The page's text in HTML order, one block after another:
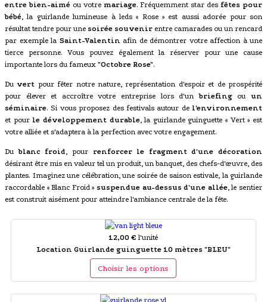
entre bien-aiméou votre mariage. Fréquemment star des fêtes pour
bébé, la guirlande lumineuse à leds « Rose » est aussi adorée pour son
résultat tendre pour une soirée souvenir entre camarades ou un rencard
par exemple la Saint-Valentin afin de démontrer votre affection à une
tierce personne. Vous pouvez également la réserver pour une cause
importante lors du fameux "Octobre Rose".
Du vert pour fêter notre nature, représentation d'espoir et de prospérité
pour élever et accroître votre entreprise lors d'unbriefingouun
séminaire. Si vous proposez des festivals autour de l'environnement
et pour le développement durable, la guirlande guinguette « Vert » est
votre alliée et s'adaptera à la perfection avec votre engagement.
Dublanc froid, pour
renforcer le fragment d'une décoration
désirant être mis en valeur tel un produit, un banquet, des chefs-d'œuvre, des
plantes. Imaginez une célébration, une soirée de saison estivale, la guirlande
raccordable « Blanc Froid » suspendue au-dessus d'une allée, le sentier
est construit aisément pour atteindre l'ambiance centrale de la fête.
12,00 € l'unité
Location Guirlande guinguette 10 mètres "BLEU"
Choisir les options